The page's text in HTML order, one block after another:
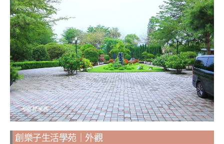
創樂子生活學苑｜外觀